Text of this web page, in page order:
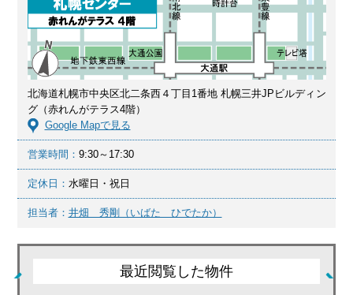
北海道札幌市中央区北二条西４丁目1番地 札幌三井JPビルディン
グ（赤れんがテラス4階）
Google Mapで見る
営業時間： 9:30～17:30
定休日： 水曜日・祝日
担当者： 井畑 秀剛（いばた ひでたか）
最近閲覧した物件